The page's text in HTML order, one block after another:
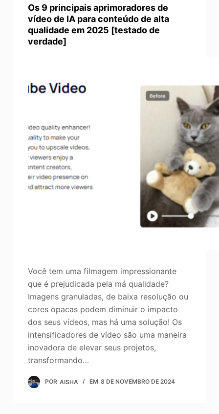
Os 9 principais aprimoradores de
vídeo de IA para conteúdo de alta
qualidade em 2025 [testado de
verdade]
Você tem uma filmagem impressionante
que é prejudicada pela má qualidade?
Imagens granuladas, de baixa resolução ou
cores opacas podem diminuir o impacto
dos seus vídeos, mas há uma solução! Os
intensificadores de vídeo são uma maneira
inovadora de elevar seus projetos,
transformando…
POR AISHA EM 8 DE NOVEMBRO DE 2024